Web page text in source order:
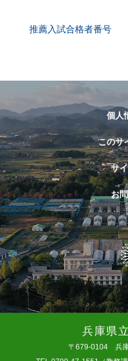
推薦入試合格者番号
個人
このサ
サ
お
兵庫県
〒679-0104 兵